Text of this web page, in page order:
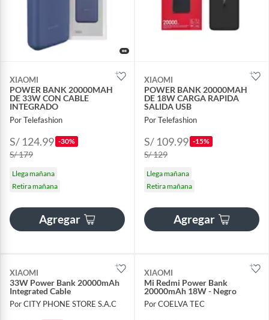
XIAOMI
POWER BANK 20000MAH
DE 33W CON CABLE
INTEGRADO
Por Telefashion
S/ 124.99 -30%
S/ 179
Llega mañana
Retira mañana
Agregar
XIAOMI
POWER BANK 20000MAH
DE 18W CARGA RAPIDA
SALIDA USB
Por Telefashion
S/ 109.99 -15%
S/ 129
Llega mañana
Retira mañana
Agregar
XIAOMI
33W Power Bank 20000mAh
Integrated Cable
Por CITY PHONE STORE S.A.C
XIAOMI
Mi Redmi Power Bank
20000mAh 18W - Negro
Por COELVA TEC